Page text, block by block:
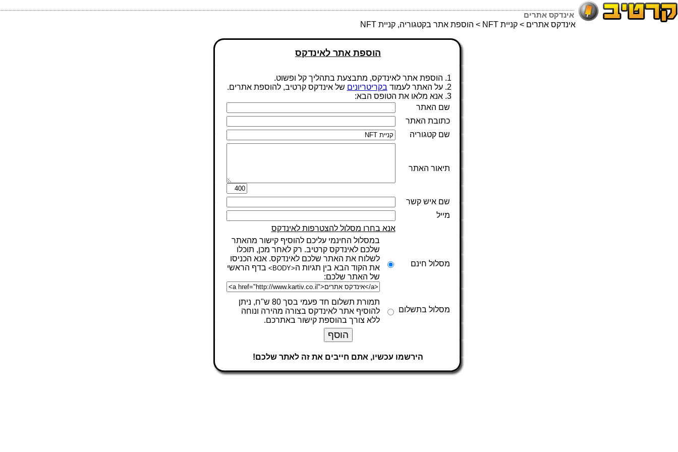
אינדקס אתרים
אינדקס אתרים > קניית NFT > הוספת אתר בקטגוריה, קניית NFT
הוספת אתר לאינדקס
1. הוספת אתר לאינדקס, מתבצעת בתהליך קל ופשוט.
2. על האתר לעמוד
בקריטריונים של אינדקס קרטיב, להוספת אתרים.
3. אנא מלאו את הטופס הבא:
שם האתר
כתובת האתר
שם קטגוריה
תיאור האתר
שם איש קשר
מייל
אנא בחרו מסלול להצטרפות לאינדקס
מסלול חינם
במסלול החינמי עליכם להוסיף קישור מהאתר
שלכם לאינדקס קרטיב. רק לאחר מכן, תוכלו
לשלוח את האתר שלכם לאינדקס. אנא הכניסו
את הקוד הבא בין תגיות ה<BODY>
בדף הראשי
של האתר שלכם:
מסלול בתשלום
תמורת תשלום חד פעמי בסך 80 ש"ח, ניתן
להוסיף אתר לאינדקס בצורה מהירה ונוחה
ללא צורך בהוספת קישור באתרכם.
הירשמו עכשיו, אתם חייבים את זה לאתר שלכם!